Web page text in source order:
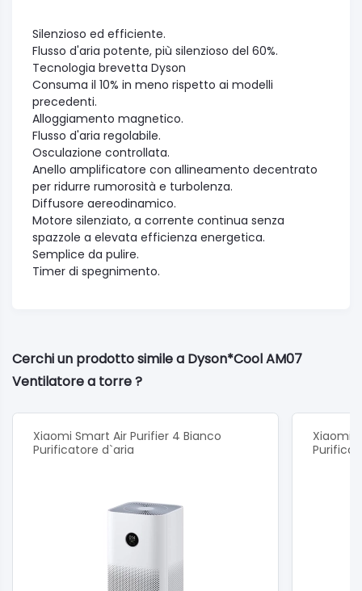
Silenzioso ed efficiente.
Flusso d'aria potente, più silenzioso del 60%.
Tecnologia brevetta Dyson
Consuma il 10% in meno rispetto ai modelli
precedenti.
Alloggiamento magnetico.
Flusso d'aria regolabile.
Osculazione controllata.
Anello amplificatore con allineamento decentrato
per ridurre rumorosità e turbolenza.
Diffusore aereodinamico.
Motore silenziato, a corrente continua senza
spazzole a elevata efficienza energetica.
Semplice da pulire.
Timer di spegnimento.
Cerchi un prodotto simile a Dyson*Cool AM07
Ventilatore a torre ?
Xiaomi Smart Air Purifier 4 Bianco
Purificatore d`aria
Xiaomi